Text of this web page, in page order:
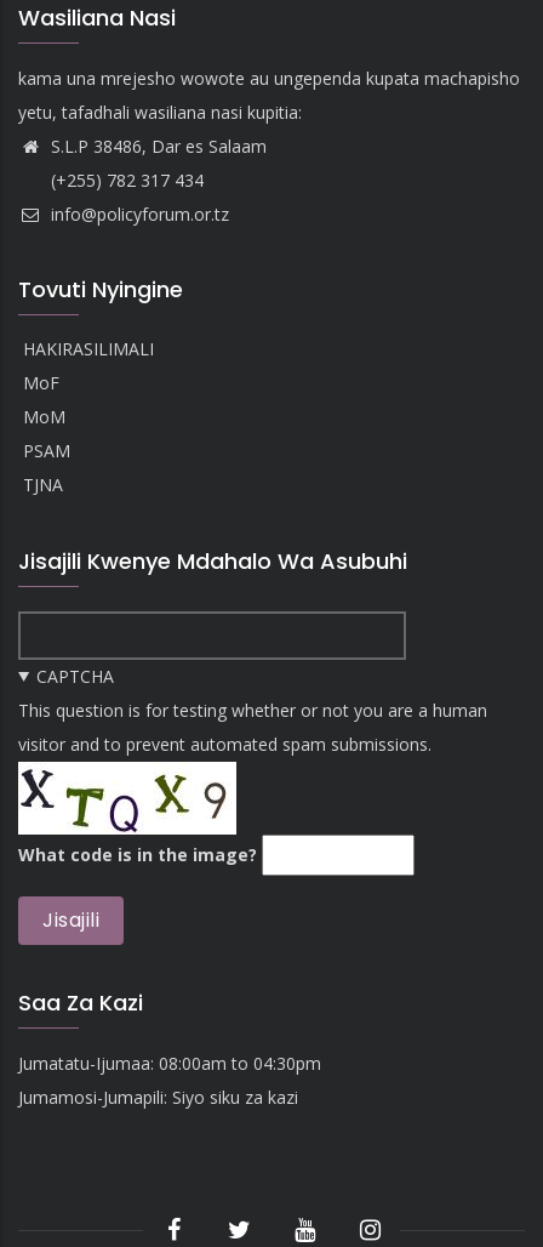
Wasiliana Nasi
kama una mrejesho wowote au ungependa kupata machapisho
yetu, tafadhali wasiliana nasi kupitia:
S.L.P 38486, Dar es Salaam
(+255) 782 317 434
info@policyforum.or.tz
Tovuti Nyingine
HAKIRASILIMALI
MoF
MoM
PSAM
TJNA
Jisajili Kwenye Mdahalo Wa Asubuhi
CAPTCHA
This question is for testing whether or not you are a human
visitor and to prevent automated spam submissions.
What code is in the image?
Saa Za Kazi
Jumatatu-Ijumaa: 08:00am to 04:30pm
Jumamosi-Jumapili: Siyo siku za kazi